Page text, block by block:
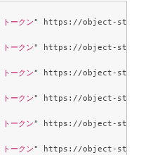
トークン" https://object-
トークン" https://object-
トークン" https://object-
トークン" https://object-
トークン" https://object-
トークン" https://object-